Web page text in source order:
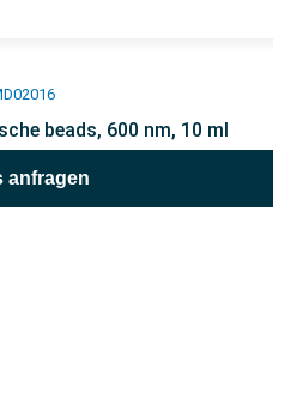
beads, 600 nm, 10 ml
anfragen